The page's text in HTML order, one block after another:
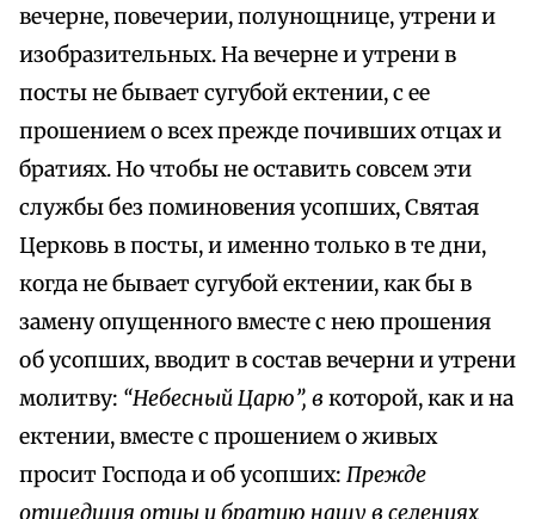
вечерне, повечерии, полунощнице, утрени и
изобразительных. На вечерне и утрени в
посты не бывает сугубой ектении, с ее
прошением о всех прежде почивших отцах и
братиях. Но чтобы не оставить совсем эти
службы без поминовения усопших, Святая
Церковь в посты, и именно только в те дни,
когда не бывает сугубой ектении, как бы в
замену опущенного вместе с нею прошения
об усопших, вводит в состав вечерни и утрени
молитву: “Небесный Царю”, в которой, как и на
ектении, вместе с прошением о живых
просит Господа и об усопших: Прежде
отшедшия отцы и братию нашу в селениях